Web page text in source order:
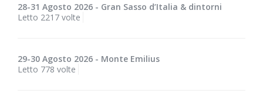
28-31 Agosto 2026 - Gran Sasso d’Italia & dintorni
Letto 2217 volte
29-30 Agosto 2026 - Monte Emilius
Letto 778 volte